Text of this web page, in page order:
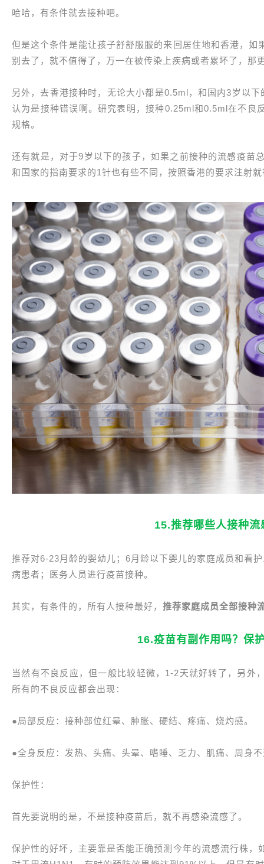
哈哈，有条件就去接种吧。
但是这个条件是能让孩子舒舒服服的来回居住地和香港，
别去了，就不值得了，万一在被传染上疾病或者累坏了，那
另外，去香港接种时，无论大小都是0.5ml，和国内3岁以
认为是接种错误啊。研究表明，接种0.25ml和0.5ml在不良
规格。
还有就是，对于9岁以下的孩子，如果之前接种的流感疫苗
和国家的指南要求的1针也有些不同，按照香港的要求注射
15.推荐哪些人接种流
推荐对6-23月龄的婴幼儿；6月龄以下婴儿的家庭成员和看
病患者；医务人员进行疫苗接种。
其实，有条件的，所有人接种最好， 推荐家庭成员全部接种
16.疫苗有副作用吗？保
当然有不良反应，但一般比较轻微，1-2天就好转了，另外
所有的不良反应都会出现：
●局部反应：接种部位红晕、肿胀、硬结、疼痛、烧灼感。
●全身反应：发热、头痛、头晕、嗜睡、乏力、肌痛、周身
保护性：
首先要说明的是，不是接种疫苗后，就不再感染流感了。
保护性的好坏，主要靠是否能正确预测今年的流感流行株